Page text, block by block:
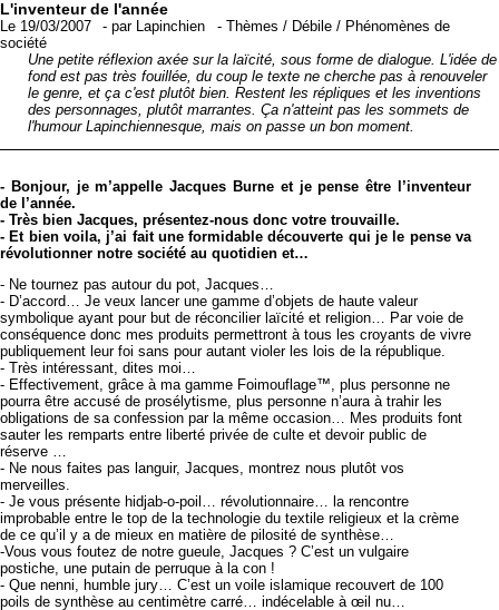
L'inventeur de l'année
Le 19/03/2007 -par Lapinchien - Thèmes / Débile/ Phénomènes de
société
Une petite réflexion axée sur la laïcité, sous forme de dialogue. L'idée de
fond est pas très fouillée, du coup le texte ne cherche pas à renouveler
le genre, et ça c'est plutôt bien. Restent les répliques et les inventions
des personnages, plutôt marrantes. Ça n'atteint pas les sommets de
l'humour Lapinchiennesque, mais on passe un bon moment.
- Bonjour, je m’appelle Jacques Burne et je pense être l’inventeur
de l’année.
- Très bien Jacques, présentez-nous donc votre trouvaille.
- Et bien voila, j’ai fait une formidable découverte qui je le pense va
révolutionner notre société au quotidien et…
- Ne tournez pas autour du pot, Jacques…
- D’accord… Je veux lancer une gamme d’objets de haute valeur
symbolique ayant pour but de réconcilier laïcité et religion… Par voie de
conséquence donc mes produits permettront à tous les croyants de vivre
publiquement leur foi sans pour autant violer les lois de la république.
- Très intéressant, dites moi…
- Effectivement, grâce à ma gamme Foimouflage™, plus personne ne
pourra être accusé de prosélytisme, plus personne n’aura à trahir les
obligations de sa confession par la même occasion… Mes produits font
sauter les remparts entre liberté privée de culte et devoir public de
réserve …
- Ne nous faites pas languir, Jacques, montrez nous plutôt vos
merveilles.
- Je vous présente hidjab-o-poil… révolutionnaire… la rencontre
improbable entre le top de la technologie du textile religieux et la crème
de ce qu’il y a de mieux en matière de pilosité de synthèse…
-Vous vous foutez de notre gueule, Jacques ? C’est un vulgaire
postiche, une putain de perruque à la con !
- Que nenni, humble jury… C’est un voile islamique recouvert de 100
poils de synthèse au centimètre carré… indécelable à œil nu…